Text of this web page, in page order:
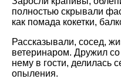
полностью скрывали
как помада кокетки,
Рассказывали, сосед,
ветеринаром. Дружил
нему в гости, делилась
опыления.